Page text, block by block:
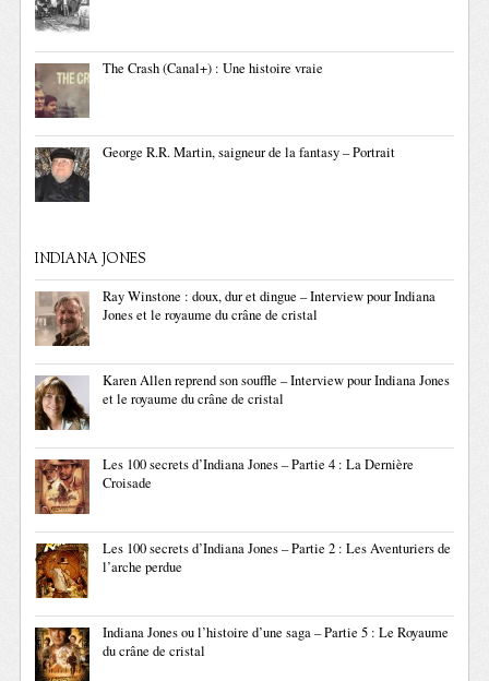
The Crash (Canal+) : Une histoire vraie
George R.R. Martin, saigneur de la fantasy – Portrait
INDIANA JONES
Ray Winstone : doux, dur et dingue – Interview pour Indiana
Jones et le royaume du crâne de cristal
Karen Allen reprend son souffle – Interview pour Indiana Jones
et le royaume du crâne de cristal
Les 100 secrets d’Indiana Jones – Partie 4 : La Dernière
Croisade
Les 100 secrets d’Indiana Jones – Partie 2 : Les Aventuriers de
l’arche perdue
Indiana Jones ou l’histoire d’une saga – Partie 5 : Le Royaume
du crâne de cristal